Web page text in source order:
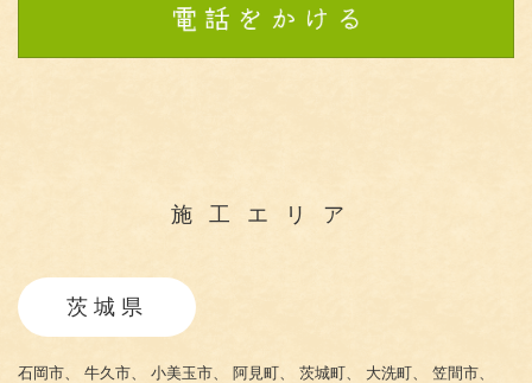
施工エリア
茨城県
石岡市、 牛久市、 小美玉市、 阿見町、 茨城町、 大洗町、
笠間市、